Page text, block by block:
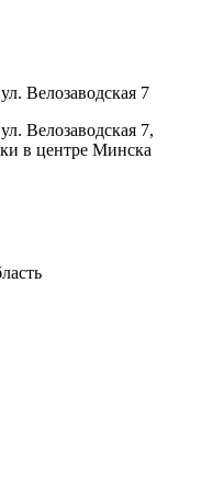
Велозаводская 7
Велозаводская 7,
в центре Минска